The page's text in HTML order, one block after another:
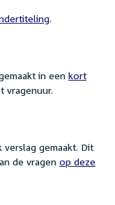
.
in een kort
vragenuur.
gemaakt. Dit
de vragen op deze